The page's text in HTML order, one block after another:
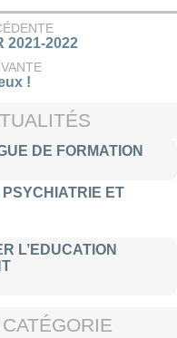
2021-2022
!
DE FORMATION
ET
L’EDUCATION